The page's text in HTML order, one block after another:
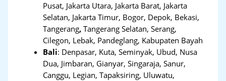
Pusat, Jakarta Utara, Jakarta Barat, Jakarta
Selatan, Jakarta Timur, Bogor, Depok, Bekasi,
Tangerang,Tangerang Selatan, Serang,
Cilegon, Lebak, Pandeglang, Kabupaten Bayah
Bali: Denpasar, Kuta, Seminyak, Ubud, Nusa
Dua, Jimbaran, Gianyar, Singaraja, Sanur,
Canggu, Legian, Tapaksiring, Uluwatu,